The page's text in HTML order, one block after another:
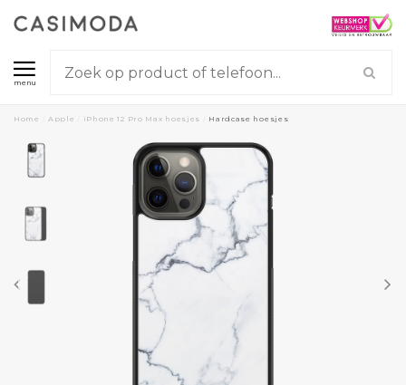
menu
Home Apple iPhone 12 Pro Max hoesjes Hardcase hoesjes